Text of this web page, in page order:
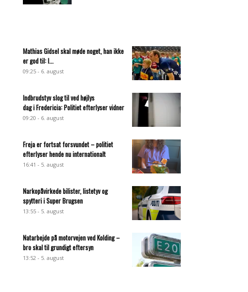
Mathias Gidsel skal møde noget, han ikke
er god til: I...
09:25 - 6. august
Indbrudstyv slog til ved højlys
dag i Fredericia: Politiet efterlyser vidner
09:20 - 6. august
Freja er fortsat forsvundet – politiet
efterlyser hende nu internationalt
16:41 - 5. august
Narkopåvirkede bilister, listetyv og
spytteri i Super Brugsen
13:55 - 5. august
Natarbejde på motorvejen ved Kolding –
bro skal til grundigt eftersyn
13:52 - 5. august